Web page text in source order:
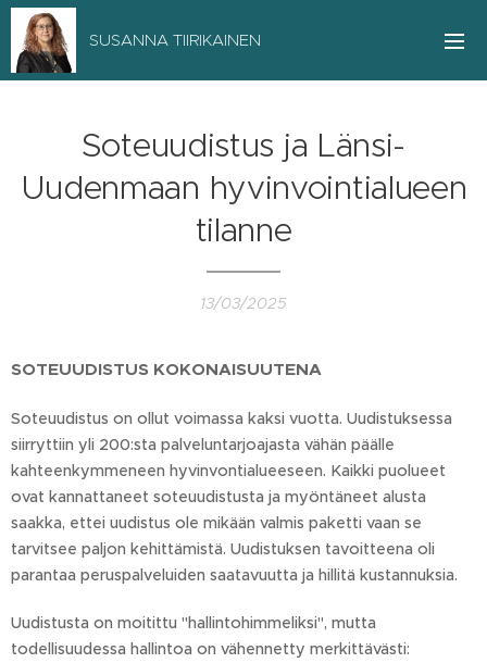
SUSANNA TIIRIKAINEN
Soteuudistus ja Länsi-
Uudenmaan hyvinvointialueen
tilanne
13/03/2025
SOTEUUDISTUS KOKONAISUUTENA
Soteuudistus on ollut voimassa kaksi vuotta. Uudistuksessa
siirryttiin yli 200:sta palveluntarjoajasta vähän päälle
kahteenkymmeneen hyvinvontialueeseen. Kaikki puolueet
ovat kannattaneet soteuudistusta ja myöntäneet alusta
saakka, ettei uudistus ole mikään valmis paketti vaan se
tarvitsee paljon kehittämistä. Uudistuksen tavoitteena oli
parantaa peruspalveluiden saatavuutta ja hillitä kustannuksia.
Uudistusta on moitittu "hallintohimmeliksi", mutta
todellisuudessa hallintoa on vähennetty merkittävästi: